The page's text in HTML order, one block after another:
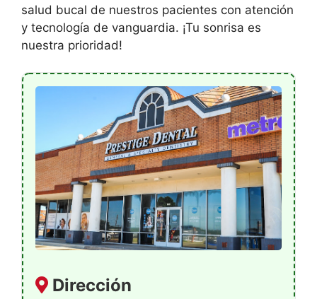
salud bucal de nuestros pacientes con atención
y tecnología de vanguardia. ¡Tu sonrisa es
nuestra prioridad!
Dirección